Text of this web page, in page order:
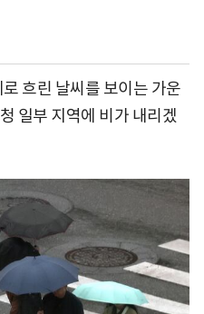
흐린 날씨를 보이는 가운
일부 지역에 비가 내리겠